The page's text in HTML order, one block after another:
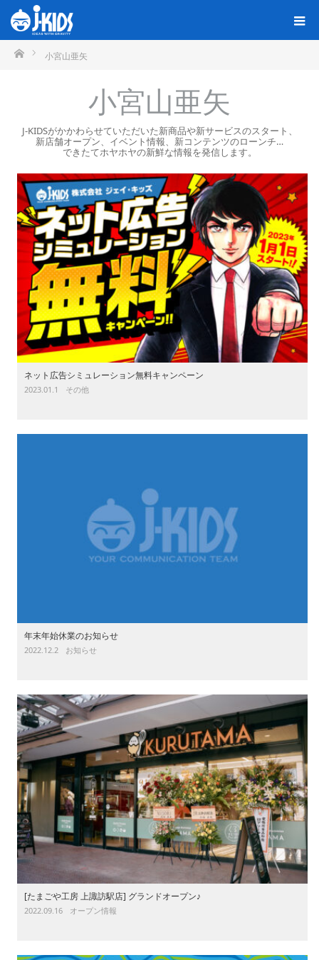
ホーム小宮山亜矢
小宮山亜矢
J-KIDSがかかわらせていただいた新商品や新サービスのスタート、
新店舗オープン、イベント情報、新コンテンツのローンチ…
できたてホヤホヤの新鮮な情報を発信します。
ネット広告シミュレーション無料キャンペーン
2023.01.1 その他
年末年始休業のお知らせ
2022.12.2 お知らせ
[たまごや工房 上諏訪駅店] グランドオープン♪
2022.09.16 オープン情報